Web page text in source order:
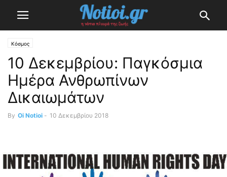
Κόσμος
10 Δεκεμβρίου: Παγκόσμια
Ημέρα Ανθρωπίνων
Δικαιωμάτων
By Oi Notioi - 10 Δεκεμβρίου 2018